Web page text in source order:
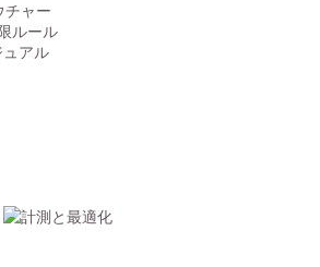
チャー
ルール
アル